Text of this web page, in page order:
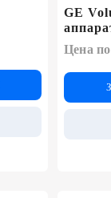
GE
Цена